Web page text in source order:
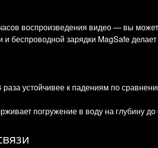
воспроизведения видео — вы
беспроводной зарядки MagSafe
устойчивее к падениям по
погружение в воду на глубину до